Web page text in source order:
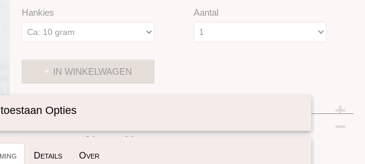
Hankies Aantal
IN WINKELWAGEN
Specificaties
Productcode
Omschrijving
Taupe geverfde Hankies.
Opties
Details Over